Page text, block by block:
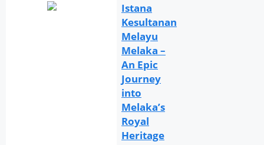
Istana
Kesultanan
Melayu
Melaka –
An Epic
Journey
into
Melaka’s
Royal
Heritage